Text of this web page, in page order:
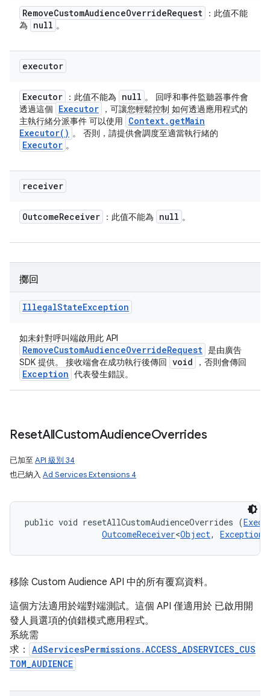
RemoveCustomAudienceOverrideRequest
：此值不能
為
null 。
executor
Executor ：此值不能為 null 。 回呼和事件監聽器事件會
透過這個
Executor
，可讓您輕鬆控制 如何透過應用程式的
主執行緒分派事件 可以使用
Context. getMain
Executor( ) 。 否則，請提供會調度至適當執行緒的
Executor 。
receiver
OutcomeReceiver ：此值不能為 null 。
擲回
IllegalStateException
如未針對呼叫端啟用此 API
RemoveCustomAudienceOverrideRequest 是由廣告
SDK 提供。 接收端會在成功執行後傳回 void ，否則會傳回
Exception 代表發生錯誤。
ResetAllCustomAudienceOverrides
已加至 API 級別 34
也已納入 Ad Services Extensions 4
public void resetAllCustomAudienceOverrides (
OutcomeReceiver<Object, Exception
移除 Custom Audience API 中的所有覆寫資料。
這個方法適用於端對端測試。這個 API 僅適用於 已啟用開
發人員選項的偵錯模式應用程式。
系統需
求：
AdServicesPermissions.ACCESS_ADSERVICES_CUS
TOM_AUDIENCE